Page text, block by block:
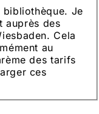
Je
auprès des
Cela
au
des tarifs
ces